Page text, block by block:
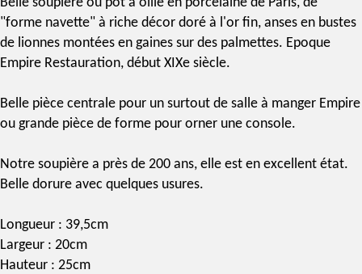
"forme navette" à riche décor doré à l'or fin, anses en bustes
de lionnes montées en gaines sur des palmettes. Epoque
Empire Restauration, début XIXe siècle.
Belle pièce centrale pour un surtout de salle à manger Empire
ou grande pièce de forme pour orner une console.
Notre soupière a près de 200 ans, elle est en excellent état.
Belle dorure avec quelques usures.
Longueur : 39,5cm
Largeur : 20cm
Hauteur : 25cm